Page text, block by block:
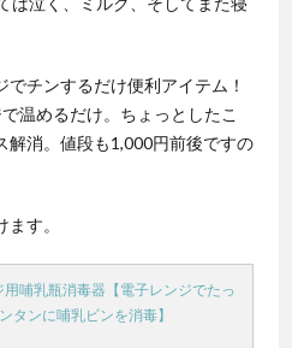
チンするだけ便利アイテム！
温めるだけ。ちょっとしたこ
解消。値段も1,000円前後ですの
す。
用哺乳瓶消毒器【電子レンジでたっ
タンに哺乳ビンを消毒】